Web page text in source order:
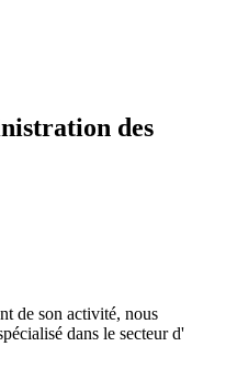
des
de son activité, nous
dans le secteur d'